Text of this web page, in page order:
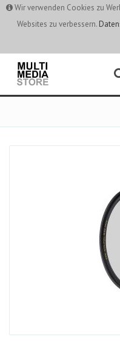
Wir verwenden Cookies zu
Websites zu verbessern.